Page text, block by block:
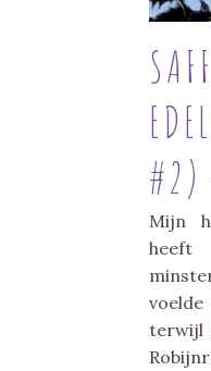
#2)
Mijn
heeft
terwijl